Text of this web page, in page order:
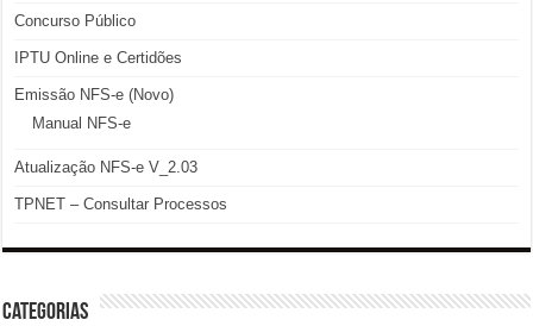
Concurso Público
IPTU Online e Certidões
Emissão NFS-e (Novo)
Manual NFS-e
Atualização NFS-e V_2.03
TPNET – Consultar Processos
Categorias